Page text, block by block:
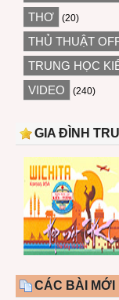
THƠ (20)
THỦ THUẬT
TRUNG HỌC
VIDEO (240)
GIA ĐÌNH
CÁC BÀI MỚI